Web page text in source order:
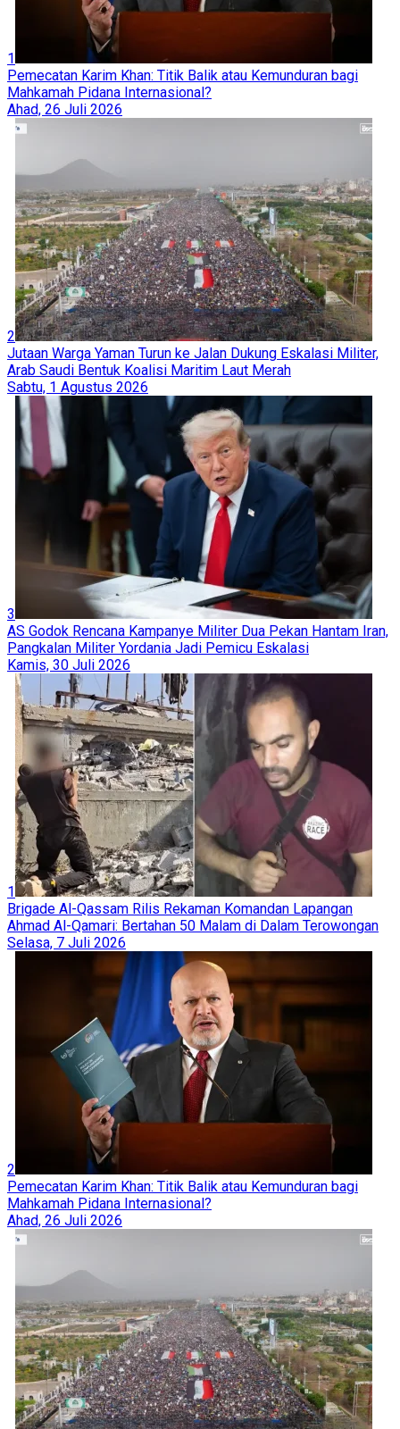
1
Pemecatan Karim Khan: Titik Balik atau Kemunduran bagi
Mahkamah Pidana Internasional?
Ahad, 26 Juli 2026
2
Jutaan Warga Yaman Turun ke Jalan Dukung Eskalasi Militer,
Arab Saudi Bentuk Koalisi Maritim Laut Merah
Sabtu, 1 Agustus 2026
3
AS Godok Rencana Kampanye Militer Dua Pekan Hantam Iran,
Pangkalan Militer Yordania Jadi Pemicu Eskalasi
Kamis, 30 Juli 2026
1
Brigade Al-Qassam Rilis Rekaman Komandan Lapangan
Ahmad Al-Qamari: Bertahan 50 Malam di Dalam Terowongan
Selasa, 7 Juli 2026
2
Pemecatan Karim Khan: Titik Balik atau Kemunduran bagi
Mahkamah Pidana Internasional?
Ahad, 26 Juli 2026